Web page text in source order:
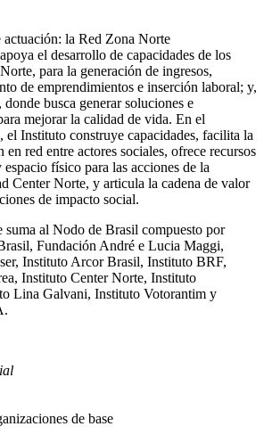
actuación: la Red Zona Norte
el desarrollo de capacidades de los
para la generación de ingresos,
de emprendimientos e inserción laboral; y,
busca generar soluciones e
mejorar la calidad de vida. En el
el Instituto construye capacidades, facilita la
red entre actores sociales, ofrece recursos
físico para las acciones de la
Center Norte, y articula la cadena de valor
de impacto social.
suma al Nodo de Brasil compuesto por
Fundación André e Lucia Maggi,
Instituto Arcor Brasil, Instituto BRF,
Instituto Center Norte, Instituto
Lina Galvani, Instituto Votorantim y
de base